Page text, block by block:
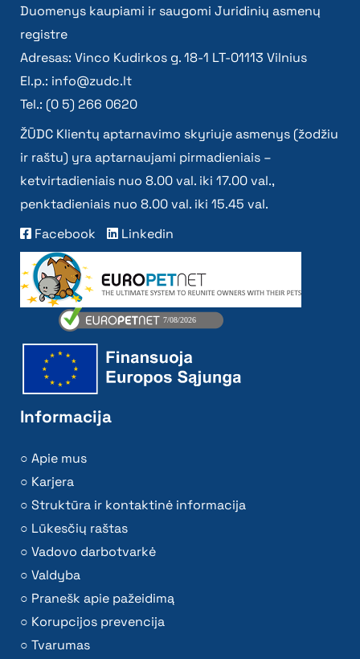
Duomenys kaupiami ir saugomi Juridinių asmenų
registre
Adresas: Vinco Kudirkos g. 18-1 LT-01113 Vilnius
El.p.: info@zudc.lt
Tel.: (0 5) 266 0620
ŽŪDC Klientų aptarnavimo skyriuje asmenys (žodžiu
ir raštu) yra aptarnaujami pirmadieniais –
ketvirtadieniais nuo 8.00 val. iki 17.00 val.,
penktadieniais nuo 8.00 val. iki 15.45 val.
Facebook
Linkedin
Informacija
Apie mus
Karjera
Struktūra ir kontaktinė informacija
Lūkesčių raštas
Vadovo darbotvarkė
Valdyba
Pranešk apie pažeidimą
Korupcijos prevencija
Tvarumas